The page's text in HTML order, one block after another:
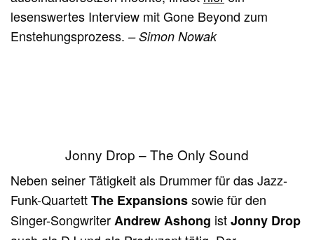
lesenswertes Interview mit Gone Beyond zum
Enstehungsprozess.– Simon Nowak
Jonny Drop – The Only Sound
Neben seiner Tätigkeit als Drummer für das Jazz-
Funk-QuartettThe Expansionssowie für den
Singer-SongwriterAndrew Ashong istJonny Drop